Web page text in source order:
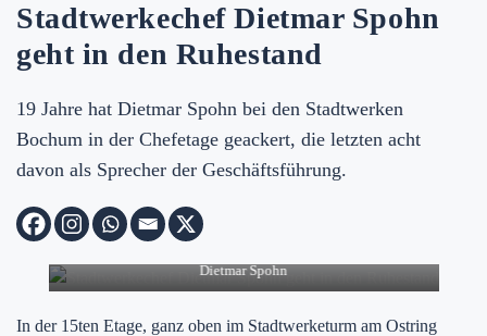
Stadtwerkechef Dietmar Spohn
geht in den Ruhestand
19 Jahre hat Dietmar Spohn bei den Stadtwerken
Bochum in der Chefetage geackert, die letzten acht
davon als Sprecher der Geschäftsführung.
Dietmar Spohn
In der 15ten Etage, ganz oben im Stadtwerketurm am Ostring